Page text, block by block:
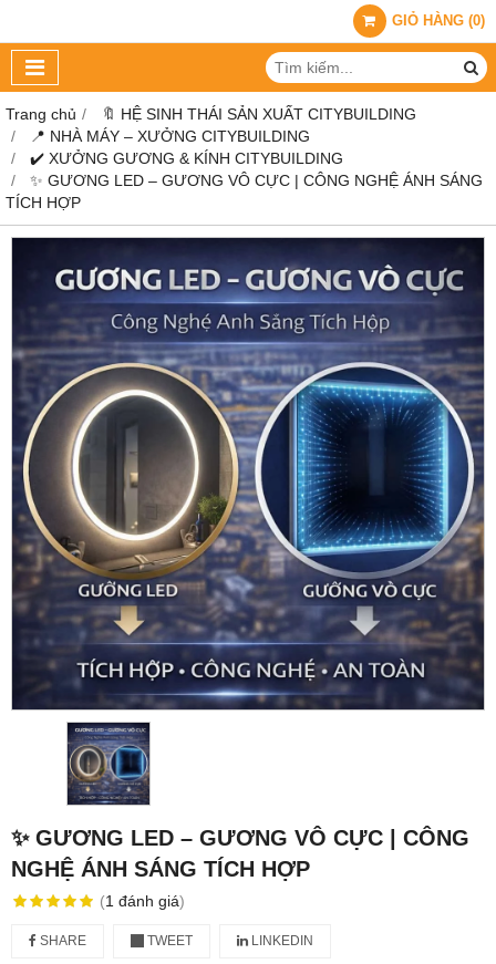
GIỎ HÀNG (0)
Trang chủ
🔖 HỆ SINH THÁI SẢN XUẤT CITYBUILDING
📍 NHÀ MÁY – XƯỞNG CITYBUILDING
✔️ XƯỞNG GƯƠNG & KÍNH CITYBUILDING
✨ GƯƠNG LED – GƯƠNG VÔ CỰC | CÔNG NGHỆ ÁNH SÁNG
TÍCH HỢP
✨ GƯƠNG LED – GƯƠNG VÔ CỰC | CÔNG
NGHỆ ÁNH SÁNG TÍCH HỢP
(1 đánh giá)
SHARE TWEET LINKEDIN